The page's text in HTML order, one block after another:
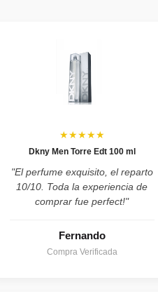
★★★★★
Dkny Men Torre Edt 100 ml
"El perfume exquisito, el reparto
10/10. Toda la experiencia de
comprar fue perfect!"
Fernando
Compra Verificada